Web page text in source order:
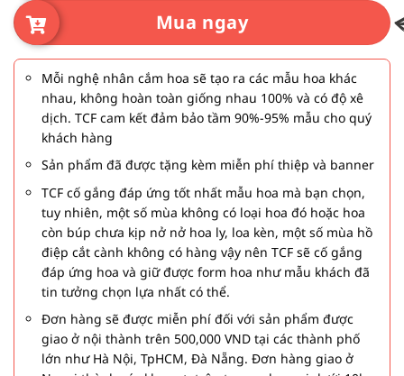
Mua ngay
Mỗi nghệ nhân cắm hoa sẽ tạo ra các mẫu hoa khác
nhau, không hoàn toàn giống nhau 100% và có độ xê
dịch. TCF cam kết đảm bảo tầm 90%-95% mẫu cho quý
khách hàng
Sản phẩm đã được tặng kèm miễn phí thiệp và banner
TCF cố gắng đáp ứng tốt nhất mẫu hoa mà bạn chọn,
tuy nhiên, một số mùa không có loại hoa đó hoặc hoa
còn búp chưa kịp nở nở hoa ly, loa kèn, một số mùa hồ
điệp cắt cành không có hàng vậy nên TCF sẽ cố gắng
đáp ứng hoa và giữ được form hoa như mẫu khách đã
tin tưởng chọn lựa nhất có thể.
Đơn hàng sẽ được miễn phí đối với sản phẩm được
giao ở nội thành trên 500,000 VND tại các thành phố
lớn như Hà Nội, TpHCM, Đà Nẵng. Đơn hàng giao ở